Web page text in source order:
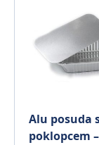
Alu posuda
poklopcem